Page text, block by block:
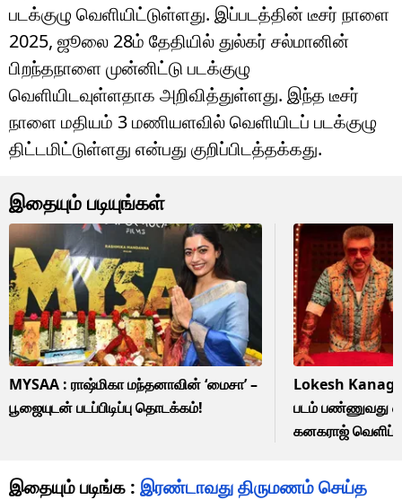
படக்குழு வெளியிட்டுள்ளது. இப்படத்தின் டீசர் நாளை
2025, ஜூலை 28ம் தேதியில் துல்கர் சல்மானின்
பிறந்தநாளை முன்னிட்டு படக்குழு
வெளியிடவுள்ளதாக அறிவித்துள்ளது. இந்த டீசர்
நாளை மதியம் 3 மணியளவில் வெளியிடப் படக்குழு
திட்டமிட்டுள்ளது என்பது குறிப்பிடத்தக்கது.
இதையும் படியுங்கள்
MYSAA : ராஷ்மிகா மந்தனாவின் ‘மைசா’ –
பூஜையுடன் படப்பிடிப்பு தொடக்கம்!
Lokesh
படம் பண்ணுவது
கனகராஜ்
இதையும் படிங்க : இரண்டாவது திருமணம் செய்த